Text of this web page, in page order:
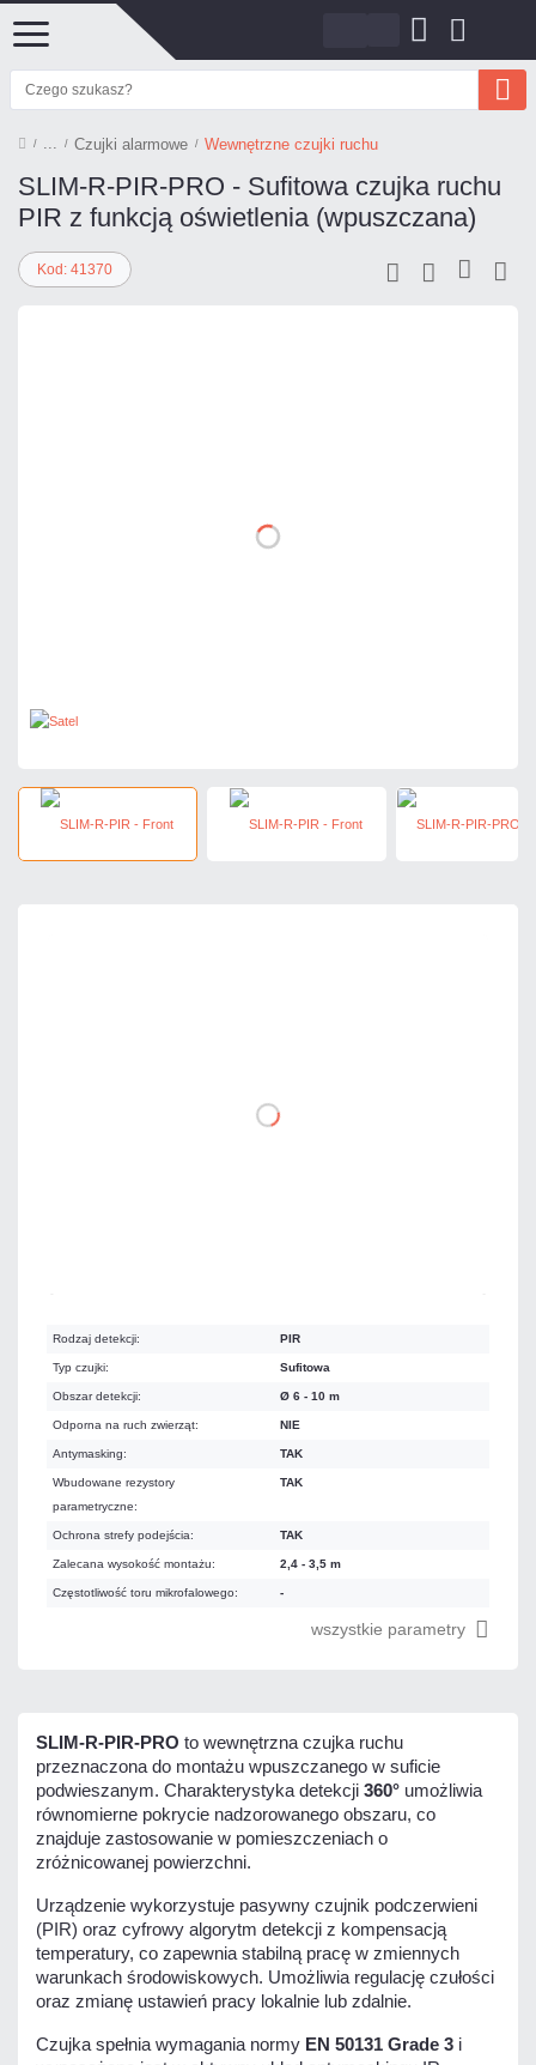
Czujki alarmowe Wewnętrzne czujki ruchu
SLIM-R-PIR-PRO - Sufitowa czujka ruchu
PIR z funkcją oświetlenia (wpuszczana)
Kod: 41370
Rodzaj detekcji: PIR
Typ czujki: Sufitowa
Obszar detekcji: Ø 6 - 10 m
Odporna na ruch zwierząt: NIE
Antymasking: TAK
Wbudowane rezystory
parametryczne:
TAK
Ochrona strefy podejścia: TAK
Zalecana wysokość montażu: 2,4 - 3,5 m
Częstotliwość toru mikrofalowego: -
wszystkie parametry
SLIM-R-PIR-PRO to wewnętrzna czujka ruchu
przeznaczona do montażu wpuszczanego w suficie
podwieszanym. Charakterystyka detekcji 360° umożliwia
równomierne pokrycie nadzorowanego obszaru, co
znajduje zastosowanie w pomieszczeniach o
zróżnicowanej powierzchni.
Urządzenie wykorzystuje pasywny czujnik podczerwieni
(PIR) oraz cyfrowy algorytm detekcji z kompensacją
temperatury, co zapewnia stabilną pracę w zmiennych
warunkach środowiskowych. Umożliwia regulację czułości
oraz zmianę ustawień pracy lokalnie lub zdalnie.
Czujka spełnia wymagania normy EN 50131 Grade 3 i